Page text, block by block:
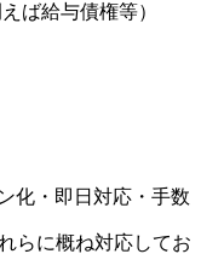
ば給与債権等）
化・即日対応・手数
らに概ね対応してお